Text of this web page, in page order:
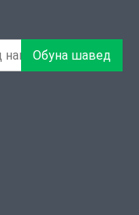
Обуна шавед